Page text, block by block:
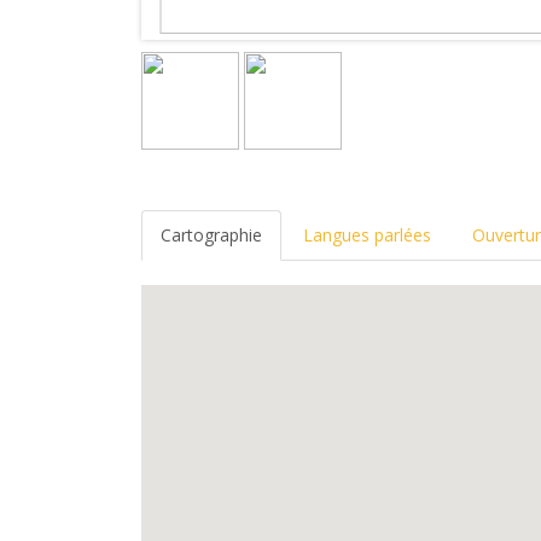
Cartographie Langues parlées